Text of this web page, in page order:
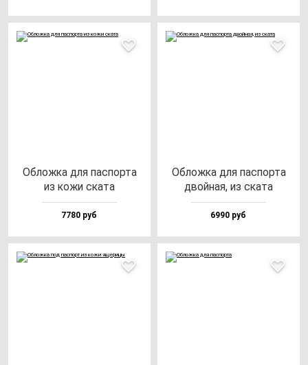
Облож­ка для пас­пор­та
из ко­жи ска­та
7780 руб
Облож­ка для пас­пор­та
двой­ная, из ска­та
6990 руб